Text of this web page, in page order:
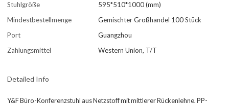
Stuhlgröße
595*510*1000 (mm)
Mindestbestellmenge
Gemischter Großhandel 100 Stück
Port
Guangzhou
Zahlungsmittel
Western Union, T/T
Detailed Info
Y&F Büro-Konferenzstuhl aus Netzstoff mit mittlerer Rückenlehne, PP-